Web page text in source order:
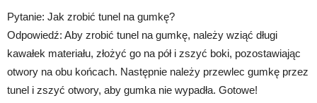
Pytanie: Jak zrobić tunel na gumkę?
Odpowiedź: Aby zrobić tunel na gumkę, należy wziąć długi
kawałek materiału, złożyć go na pół i zszyć boki, pozostawiając
otwory na obu końcach. Następnie należy przewlec gumkę przez
tunel i zszyć otwory, aby gumka nie wypadła. Gotowe!